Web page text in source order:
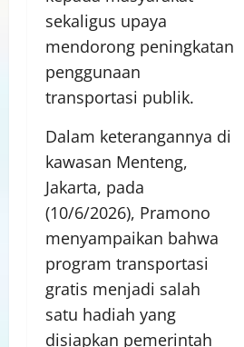
sekaligus upaya
mendorong peningkatan
penggunaan
transportasi publik.
Dalam keterangannya di
kawasan Menteng,
Jakarta, pada
(10/6/2026), Pramono
menyampaikan bahwa
program transportasi
gratis menjadi salah
satu hadiah yang
disiapkan pemerintah